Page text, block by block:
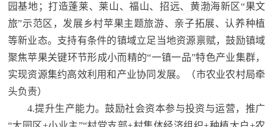
园基地；打造蓬莱、莱山、福山、招远、黄渤海新区“果文
旅”示范区，发展乡村苹果主题旅游、亲子拓展、认养种植
等新业态。支持有条件的镇域立足当地资源禀赋，鼓励镇域
聚焦苹果关键环节形成小而精的“一镇一品”特色产业集群，
实现资源集约高效利用和产业协同发展。
（市农业农村局牵
头负责）
4.提升生产能力。鼓励社会资本参与投资与运营，推广